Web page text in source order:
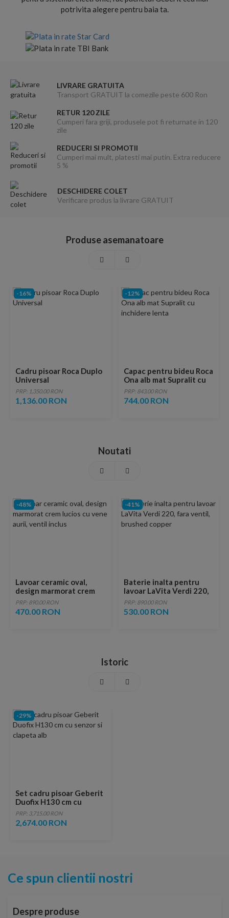
potrivita alegere pentru baia ta.
LIVRARE GRATUITA
Transport GRATUIT la comezile peste 600 Ron
RETUR 120 ZILE
Cumperi fara griji, produsele pot fi returnate in 120
zile
REDUCERI SI PROMOTII
Cumperi mai mult, platesti mai putin. Extra reducere
5 %
DESCHIDERE COLET
Verificare produs la livrare GRATUIT
Produse asemanatoare
-16%
Cadru pisoar Roca Duplo
Universal
PRP: 1,350.00 RON
1,136.00 RON
-12%
Capac pentru bideu Roca
Ona alb mat Supralit cu
inchidere lenta
PRP: 843.00 RON
744.00 RON
Noutati
-48%
Lavoar ceramic oval,
design marmorat crem
lucios cu vene aurii,
ventil inclus
PRP: 890.00 RON
470.00 RON
-41%
Baterie inalta pentru
lavoar LaVita Verdi 220,
fara ventil, brushed
copper
PRP: 890.00 RON
530.00 RON
Istoric
-29%
Set cadru pisoar Geberit
Duofix H130 cm cu
senzor si clapeta alb
PRP: 3,715.00 RON
2,674.00 RON
Ce spun clientii nostri
Despre produse